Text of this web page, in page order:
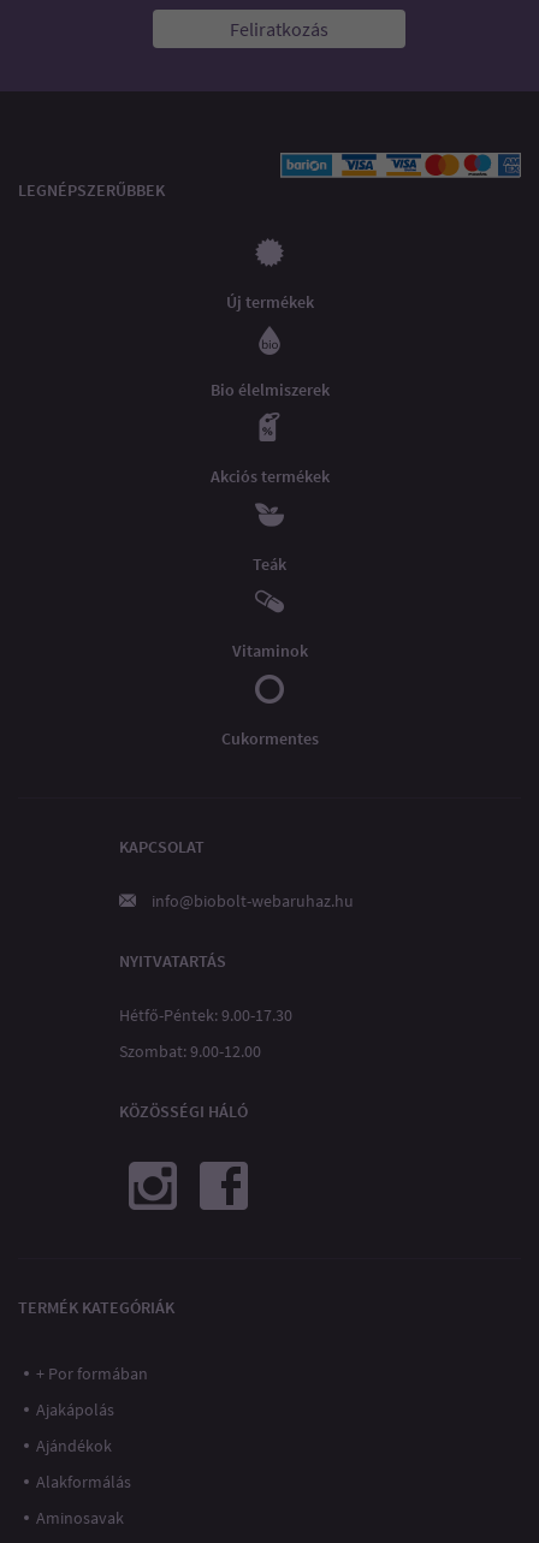
Feliratkozás
LEGNÉPSZERŰBBEK
Új termékek
Bio élelmiszerek
Akciós termékek
Teák
Vitaminok
Cukormentes
KAPCSOLAT
info@biobolt-webaruhaz.hu
NYITVATARTÁS
Hétfő-Péntek: 9.00-17.30
Szombat: 9.00-12.00
KÖZÖSSÉGI HÁLÓ
TERMÉK KATEGÓRIÁK
+ Por formában
Ajakápolás
Ajándékok
Alakformálás
Aminosavak